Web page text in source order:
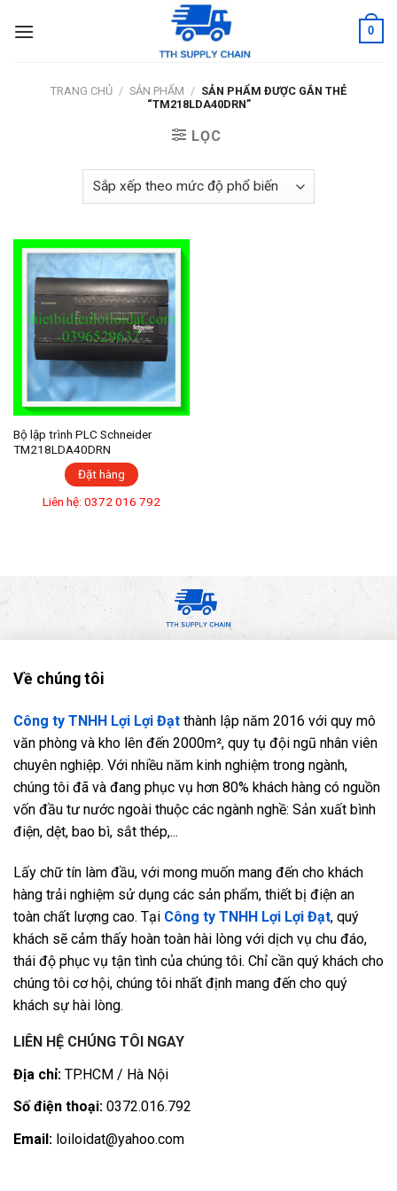
0
TRANG CHỦ / SẢN PHẨM / SẢN PHẨM ĐƯỢC GẮN THẺ
“TM218LDA40DRN”
LỌC
Bộ lập trình PLC Schneider
TM218LDA40DRN
Đặt hàng
Liên hệ: 0372 016 792
Về chúng tôi
Công ty TNHH Lợi Lợi Đạt thành lập năm 2016 với quy mô
văn phòng và kho lên đến 2000m², quy tụ đội ngũ nhân viên
chuyên nghiệp. Với nhiều năm kinh nghiệm trong ngành,
chúng tôi đã và đang phục vụ hơn 80% khách hàng có nguồn
vốn đầu tư nước ngoài thuộc các ngành nghề: Sản xuất bình
điện, dệt, bao bì, sắt thép,...
Lấy chữ tín làm đầu, với mong muốn mang đến cho khách
hàng trải nghiệm sử dụng các sản phẩm, thiết bị điện an
toàn chất lượng cao. Tại Công ty TNHH Lợi Lợi Đạt, quý
khách sẽ cảm thấy hoàn toàn hài lòng với dịch vụ chu đáo,
thái độ phục vụ tận tình của chúng tôi. Chỉ cần quý khách cho
chúng tôi cơ hội, chúng tôi nhất định mang đến cho quý
khách sự hài lòng.
LIÊN HỆ CHÚNG TÔI NGAY
Địa chỉ: TP.HCM / Hà Nội
Số điện thoại: 0372.016.792
Email: loiloidat@yahoo.com